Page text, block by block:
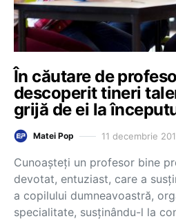
În căutare de
descoperit tineri
grijă de ei la
Matei Pop 11 decembrie
Cunoașteți un profesor bine
devotat, entuziast, care a
a copilului dumneavoastră,
specialitate, susținându-l la